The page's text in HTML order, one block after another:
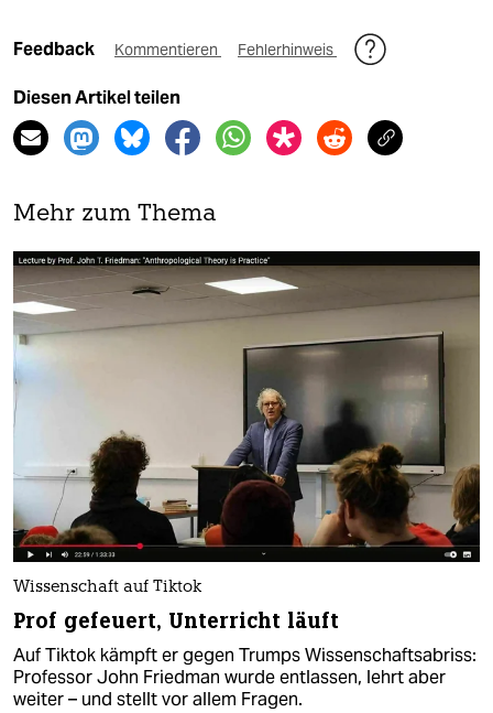
Feedback Kommentieren Fehlerhinweis
Diesen Artikel teilen
Mehr zum Thema
Wissenschaft auf Tiktok
Prof gefeuert, Unterricht läuft
Auf Tiktok kämpft er gegen Trumps Wissenschaftsabriss:
Professor John Friedman wurde entlassen, lehrt aber
weiter – und stellt vor allem Fragen.